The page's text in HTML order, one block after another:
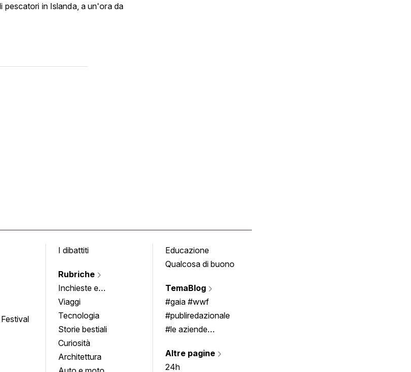
pescatori in Islanda, a un'ora da
I dibattiti
Rubriche
Inchieste e
approfondimenti
Viaggi
Tecnologia
Storie bestiali
Curiosità
Architettura
Educazione
Qualcosa di buono
TemaBlog
#gaia #wwf
#publiredazionale
#le aziende
Altre pagine
24h